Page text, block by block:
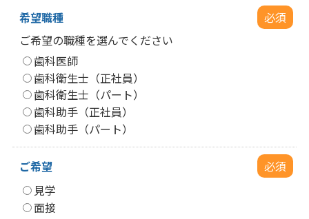
希望職種
必須
ご希望の職種を選んでください
歯科医師
歯科衛生士（正社員）
歯科衛生士（パート）
歯科助手（正社員）
歯科助手（パート）
ご希望
必須
見学
面接